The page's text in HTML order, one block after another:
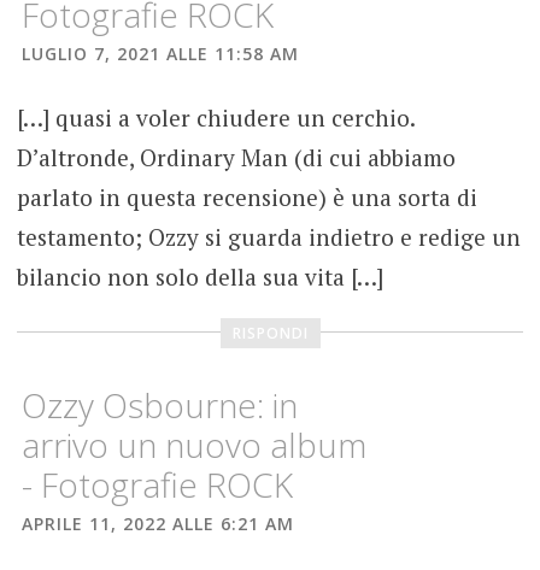
METAL
OZZY
OSBOURNE
RECENSIONE
SCOTT
MORELLO
Fotografie ROCK
LUGLIO 7, 2021 ALLE 11:58 AM
[…] quasi a voler chiudere un cerchio.
D’altronde, Ordinary Man (di cui abbiamo
parlato in questa recensione) è una sorta di
testamento; Ozzy si guarda indietro e redige un
bilancio non solo della sua vita […]
RISPONDI
Ozzy Osbourne: in
arrivo un nuovo album
- Fotografie ROCK
APRILE 11, 2022 ALLE 6:21 AM